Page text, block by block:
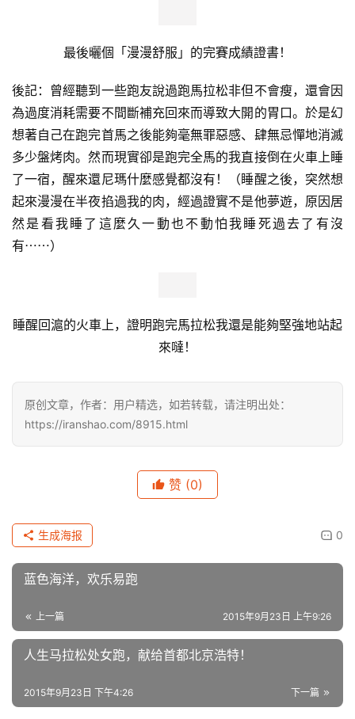
最後曬個「漫漫舒服」的完賽成績證書！
後記：曾經聽到一些跑友說過跑馬拉松非但不會瘦，還會因
為過度消耗需要不間斷補充回來而導致大開的胃口。於是幻
想著自己在跑完首馬之後能夠毫無罪惡感、肆無忌憚地消滅
多少盤烤肉。然而現實卻是跑完全馬的我直接倒在火車上睡
了一宿，醒來還尼瑪什麼感覺都沒有！（睡醒之後，突然想
起來漫漫在半夜掐過我的肉，經過證實不是他夢遊，原因居
然是看我睡了這麼久一動也不動怕我睡死過去了有沒
有⋯⋯）
睡醒回滬的火車上，證明跑完馬拉松我還是能夠堅強地站起
來噠！
原创文章，作者：用户精选，如若转载，请注明出处：
https://iranshao.com/8915.html
赞 (0)
0
生成海报
蓝色海洋，欢乐易跑
上一篇 2015年9月23日 上午9:26
人生马拉松处女跑，献给首都北京浩特！
下一篇
2015年9月23日 下午4:26